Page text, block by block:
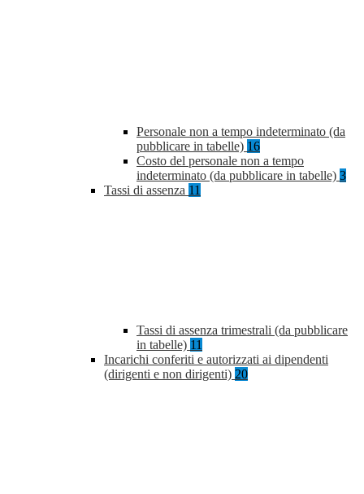
Personale non a tempo indeterminato (da
pubblicare in tabelle) 16
Costo del personale non a tempo
indeterminato (da pubblicare in tabelle) 3
Tassi di assenza 11
Tassi di assenza trimestrali (da pubblicare
in tabelle) 11
Incarichi conferiti e autorizzati ai dipendenti
(dirigenti e non dirigenti) 20